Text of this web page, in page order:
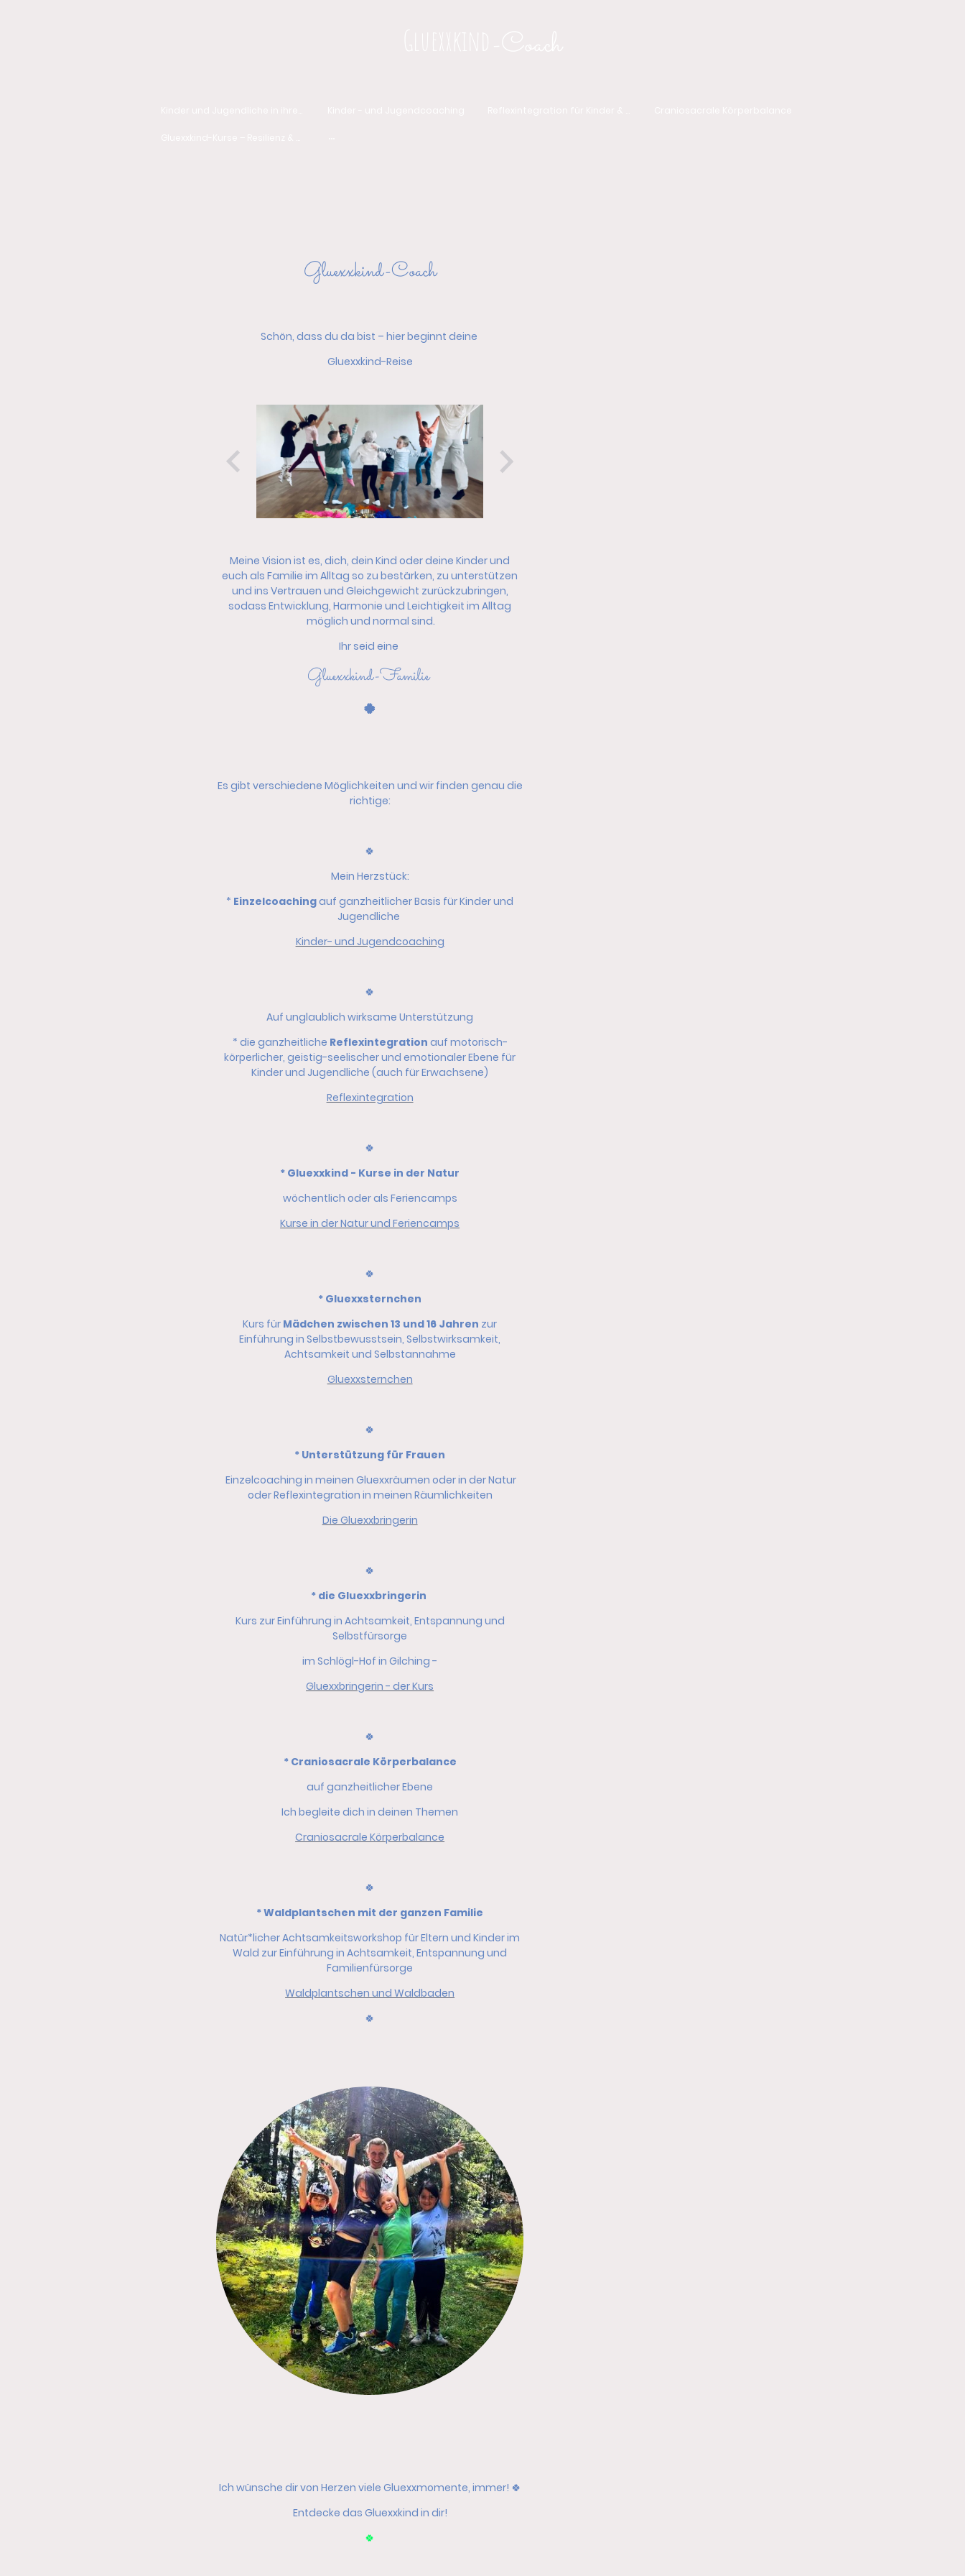
Gluexxkind-Coach
Schön, dass du da bist – hier beginnt deine
Gluexxkind-Reise
Meine Vision ist es, dich, dein Kind oder deine Kinder und
euch als Familie im Alltag so zu bestärken, zu unterstützen
und ins Vertrauen und Gleichgewicht zurückzubringen,
sodass Entwicklung, Harmonie und Leichtigkeit im Alltag
möglich und normal sind.
Ihr seid eine
Gluexxkind-Familie
🍀
Es gibt verschiedene Möglichkeiten und wir finden genau die
richtige:
🍀
Mein Herzstück:
* Einzelcoachingauf ganzheitlicher Basis für Kinder und
Jugendliche
Kinder- und Jugendcoaching
🍀
Auf unglaublich wirksame Unterstützung
* die ganzheitliche Reflexintegration auf motorisch-
körperlicher, geistig-seelischer und emotionaler Ebene für
Kinder und Jugendliche (auch für Erwachsene)
Reflexintegration
🍀
* Gluexxkind - Kurse in der Natur
wöchentlich oder als Feriencamps
Kurse in der Natur und Feriencamps
🍀
* Gluexxsternchen
Kurs für Mädchen zwischen 13 und 16 Jahren zur
Einführung in Selbstbewusstsein, Selbstwirksamkeit,
Achtsamkeit und Selbstannahme
Gluexxsternchen
🍀
* Unterstützung für Frauen
Einzelcoaching in meinen Gluexxräumen oder in der Natur
oder Reflexintegration in meinen Räumlichkeiten
Die Gluexxbringerin
🍀
* die Gluexxbringerin
Kurs zur Einführung in Achtsamkeit, Entspannung und
Selbstfürsorge
im Schlögl-Hof in Gilching -
Gluexxbringerin - der Kurs
🍀
* Craniosacrale Körperbalance
auf ganzheitlicher Ebene
Ich begleite dich in deinen Themen
Craniosacrale Körperbalance
🍀
* Waldplantschen mit der ganzen Familie
Natür*licher Achtsamkeitsworkshop für Eltern und Kinder im
Wald zur Einführung in Achtsamkeit, Entspannung und
Familienfürsorge
Waldplantschen und Waldbaden
🍀
Ich wünsche dir von Herzen viele Gluexxmomente, immer! 🍀
Entdecke das Gluexxkind in dir!
🍀